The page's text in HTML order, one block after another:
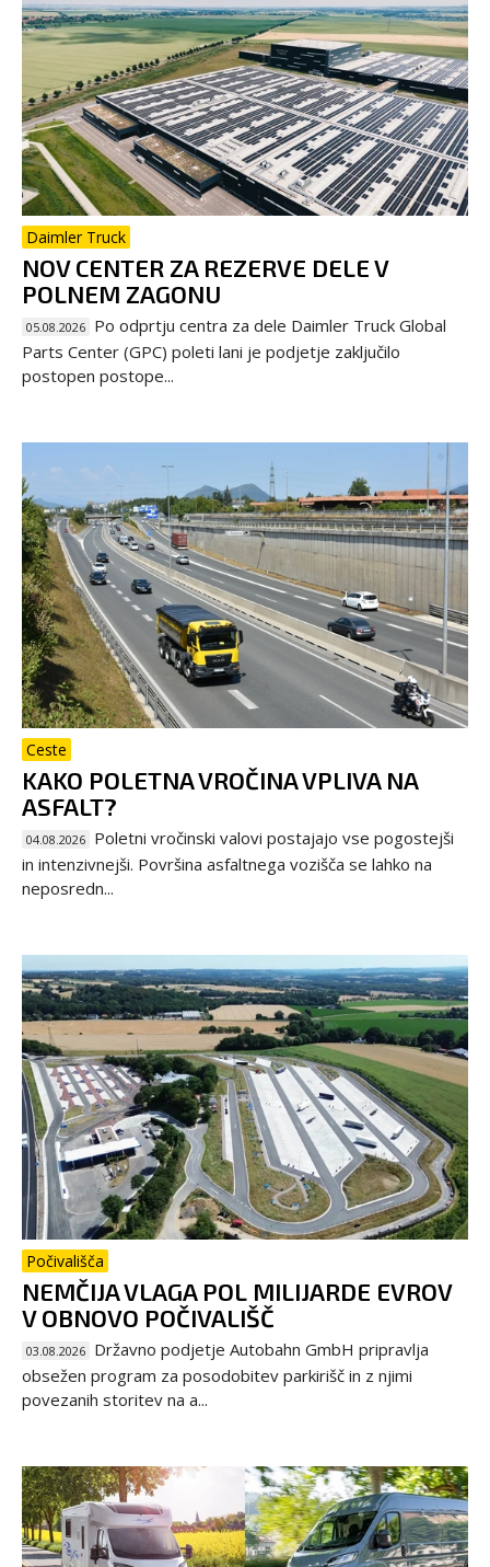
Daimler Truck
NOV CENTER ZA REZERVE DELE V
POLNEM ZAGONU
05.08.2026 Po odprtju centra za dele Daimler Truck Global
Parts Center (GPC) poleti lani je podjetje zaključilo
postopen postope...
Ceste
KAKO POLETNA VROČINA VPLIVA NA
ASFALT?
04.08.2026 Poletni vročinski valovi postajajo vse pogostejši
in intenzivnejši. Površina asfaltnega vozišča se lahko na
neposredn...
Počivališča
NEMČIJA VLAGA POL MILIJARDE EVROV
V OBNOVO POČIVALIŠČ
03.08.2026 Državno podjetje Autobahn GmbH pripravlja
obsežen program za posodobitev parkirišč in z njimi
povezanih storitev na a...